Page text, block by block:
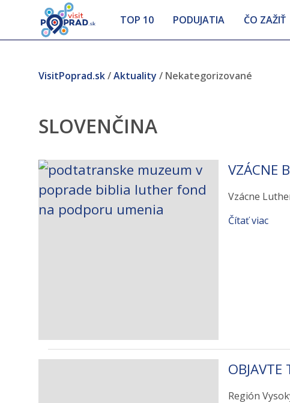
TOP 10 PODUJATIA ČO ZAŽIŤ
POPRAD
VisitPoprad.sk/Aktuality / Nekategorizované
SLOVENČINA
VZÁCNE
Vzácne
Čítať viac
OBJAVTE
Región